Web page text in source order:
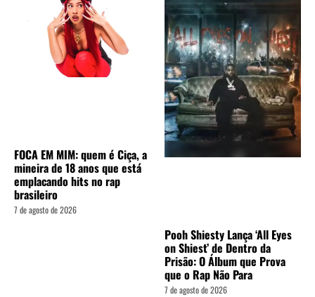
FOCA EM MIM: quem é Ciça, a
mineira de 18 anos que está
emplacando hits no rap
brasileiro
7 de agosto de 2026
Pooh Shiesty Lança ‘All Eyes
on Shiest’ de Dentro da
Prisão: O Álbum que Prova
que o Rap Não Para
7 de agosto de 2026